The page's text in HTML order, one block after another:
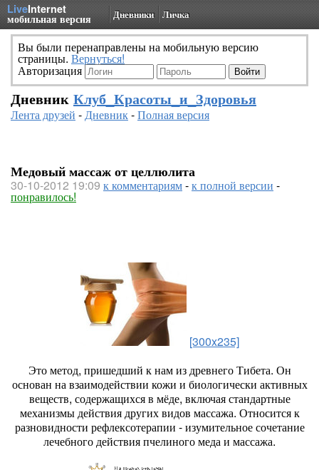
LiveInternet
мобильная версия Дневники Личка
Вы были перенаправлены на мобильную версию
страницы. Вернуться!
Авторизация
Дневник Клуб_Красоты_и_Здоровья
Лента друзей -Дневник-Полная версия
Медовый массаж от целлюлита
30-10-2012 19:09 к комментариям-к полной версии -
понравилось!
[300x235]
Это метод, пришедший к нам из древнего Тибета. Он
основан на взаимодействии кожи и биологически активных
веществ, содержащихся в мёде, включая стандартные
механизмы действия других видов массажа. Относится к
разновидности рефлексотерапии - изумительное сочетание
лечебного действия пчелиного меда и массажа.